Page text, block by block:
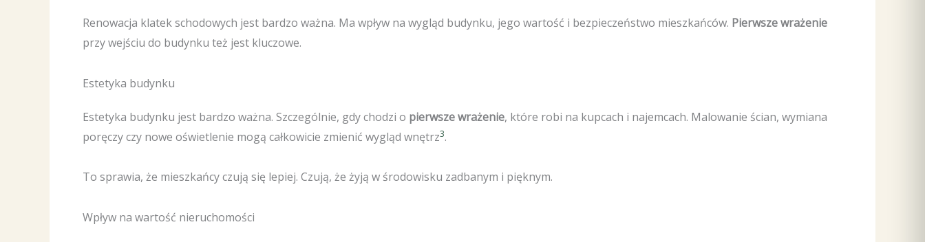
Renowacja klatek schodowych jest bardzo ważna. Ma wpływ na wygląd budynku, jego wartość i bezpieczeństwo mieszkańców. Pierwsze wrażenie
przy wejściu do budynku też jest kluczowe.
Estetyka budynku
Estetyka budynku jest bardzo ważna. Szczególnie, gdy chodzi o pierwsze wrażenie, które robi na kupcach i najemcach. Malowanie ścian, wymiana
poręczy czy nowe oświetlenie mogą całkowicie zmienić wygląd wnętrz3.
To sprawia, że mieszkańcy czują się lepiej. Czują, że żyją w środowisku zadbanym i pięknym.
Wpływ na wartość nieruchomości